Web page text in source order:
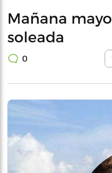
Mañana
soleada
0